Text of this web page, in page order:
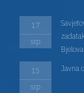
17
srp
15
srp
Javna